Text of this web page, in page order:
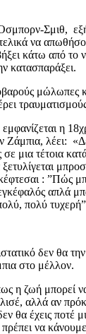
Σμιθ,
να
κάτω από το
κατασπαράξει.
μώλωπες
η
Ζάμπια, λέει:
σε μια τέτοια
: ”Πώς
απλά
πολύ
δεν θα
στο μέλλον.
η ζωή μπορεί
αλλά αν
θα έχεις ποτέ
να